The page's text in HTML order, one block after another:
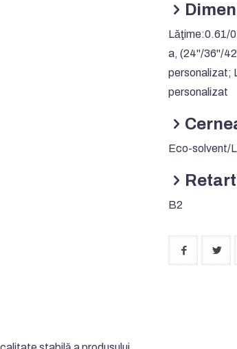
Lăţime:0.61/
a, (24"/36"/
personalizat;
personalizat
Eco-solvent/
B2